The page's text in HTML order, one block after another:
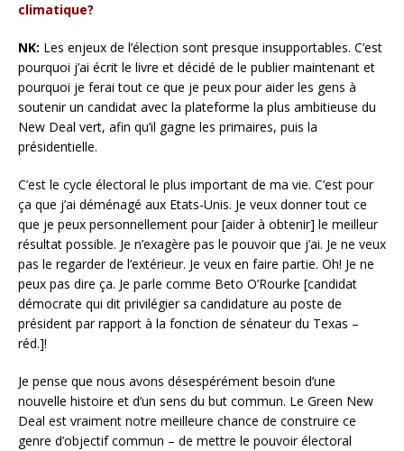
climatique?
NK: Les enjeux de l’élection sont presque insupportables. C’est
pourquoi j’ai écrit le livre et décidé de le publier maintenant et
pourquoi je ferai tout ce que je peux pour aider les gens à
soutenir un candidat avec la plateforme la plus ambitieuse du
New Deal vert, afin qu’il gagne les primaires, puis la
présidentielle.
C’est le cycle électoral le plus important de ma vie. C’est pour
ça que j’ai déménagé aux Etats-Unis. Je veux donner tout ce
que je peux personnellement pour [aider à obtenir] le meilleur
résultat possible. Je n’exagère pas le pouvoir que j’ai. Je ne veux
pas le regarder de l’extérieur. Je veux en faire partie. Oh! Je ne
peux pas dire ça. Je parle comme Beto O’Rourke [candidat
démocrate qui dit privilégier sa candidature au poste de
président par rapport à la fonction de sénateur du Texas –
réd.]!
Je pense que nous avons désespérément besoin d’une
nouvelle histoire et d’un sens du but commun. Le Green New
Deal est vraiment notre meilleure chance de construire ce
genre d’objectif commun – de mettre le pouvoir électoral